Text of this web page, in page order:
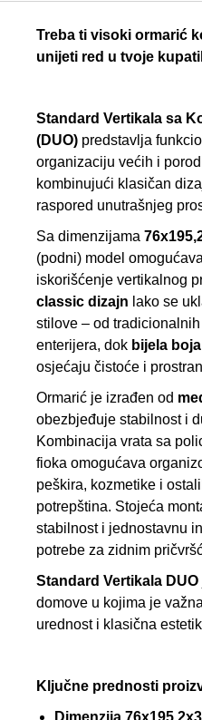
Treba ti visoki ormarić
unijeti red u tvoje
Standard Vertikala sa
(DUO) predstavlja
organizaciju većih i
kombinujući klasičan
raspored unutrašnjeg
Sa dimenzijama
(podni) model
iskorišćenje vertikalnog
classic dizajn lako se
stilove – od
enterijera, dok bijela boja
osjećaju čistoće i
Ormarić je izrađen od
obezbjeđuje stabilnost i
Kombinacija vrata sa
fioka omogućava
peškira, kozmetike i
potrepština. Stojeća
stabilnost i jednostavnu
potrebe za zidnim
Standard Vertikala DUO
domove u kojima je
urednost i klasična
Ključne prednosti
Dimenzija